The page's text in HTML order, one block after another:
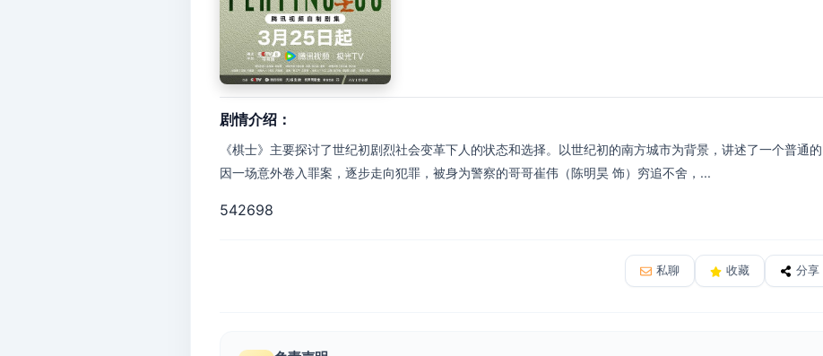
剧情介绍：
《棋士》主要探讨了世纪初剧烈社会变革下⼈的状态和选择。以世纪初的南方城市为背景，讲述了一个普通
因一场意外卷入罪案，逐步走向犯罪，被身为警察的哥哥崔伟（陈明昊 饰）穷追不舍，...
542698
私聊 收藏 分享